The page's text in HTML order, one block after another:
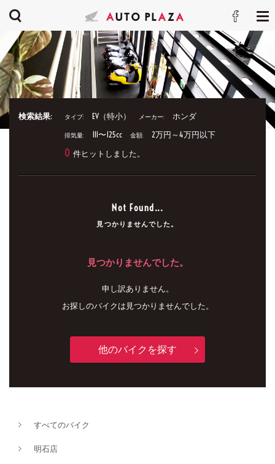
検索結果: タイプ: EV（特小） メーカー: ホンダ
排気量: 111〜125cc 金額: 2万円～4万円以下
0 件ヒットしました。
Not Found...
見つかりませんでした。
見つかりませんでした。
申し訳ありません。
お探しのバイクは見つかりませんでした。
他のバイクを探す
すべてのバイク
明石店
新車